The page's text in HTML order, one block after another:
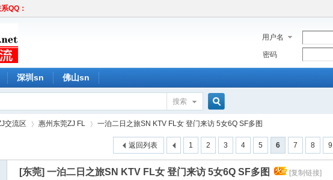
QQ：
用户名
密码
深圳sn 佛山sn
搜索
搜
索
交流区
›
惠州东莞ZJ FL
›
一泊二日之旅SN KTV FL女 登门来访 5女6Q SF多图
1 2 3 4 5 6 7 8 9
返回列表
[东莞] 一泊二日之旅SN KTV FL女 登门来访 5女6Q SF多图 [复制链接]